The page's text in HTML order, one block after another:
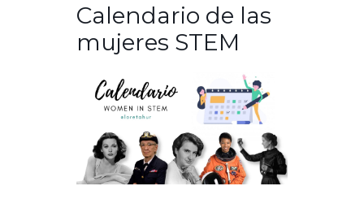
Calendario de las
mujeres STEM